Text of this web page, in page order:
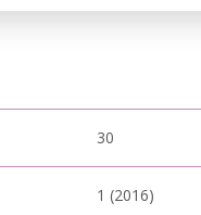
30
1 (2016)